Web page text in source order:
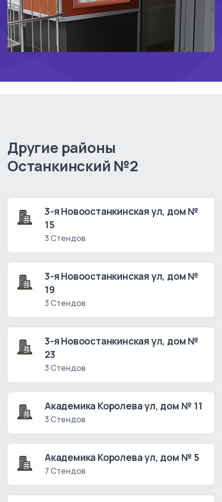
Другие районы
Останкинский №2
3-я Новоостанкинская ул, дом №
15
3 Стендов
3-я Новоостанкинская ул, дом №
19
3 Стендов
3-я Новоостанкинская ул, дом №
23
3 Стендов
Академика Королева ул, дом № 11
3 Стендов
Академика Королева ул, дом № 5
7 Стендов